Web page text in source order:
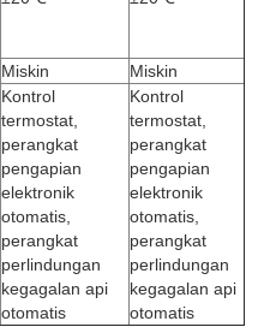
Miskin Miskin
Kontrol
termostat,
perangkat
pengapian
elektronik
otomatis,
perangkat
perlindungan
kegagalan api
otomatis
Kontrol
termostat,
perangkat
pengapian
elektronik
otomatis,
perangkat
perlindungan
kegagalan api
otomatis